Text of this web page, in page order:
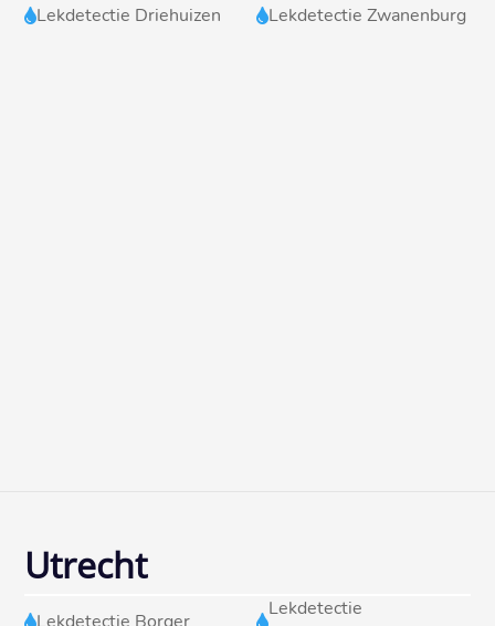
Lekdetectie Driehuizen Lekdetectie Zwanenburg
Utrecht
 
Lekdetectie